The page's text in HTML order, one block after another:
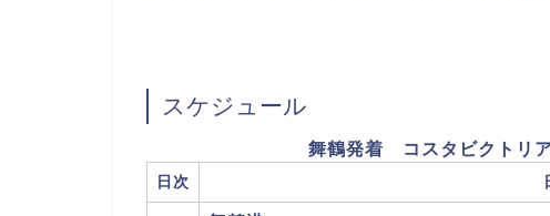
スケジュール
舞鶴発着 コスタビクトリ
日次